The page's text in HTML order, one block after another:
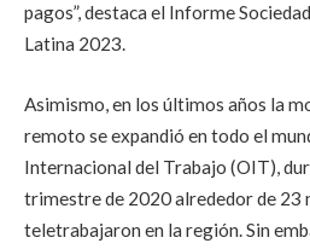
pagos”, destaca el Informe
Latina 2023.
Asimismo, en los últimos años la
remoto se expandió en todo el
Internacional del Trabajo (OIT),
trimestre de 2020 alrededor de 23
teletrabajaron en la región. Sin